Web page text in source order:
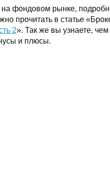
на фондовом рынке,
прочитать в статье
2». Так же вы узнаете, чем
и плюсы.